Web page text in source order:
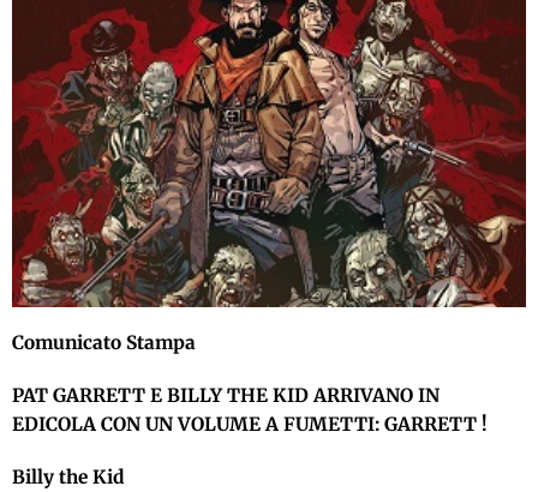
Comunicato Stampa
PAT GARRETT E BILLY THE KID ARRIVANO IN
EDICOLA CON UN VOLUME A FUMETTI: GARRETT !
Billy the Kid